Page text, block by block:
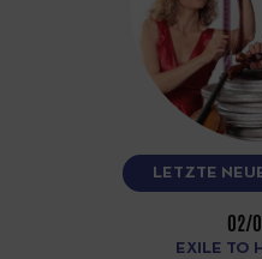
LETZTE
02/
EXILE TO